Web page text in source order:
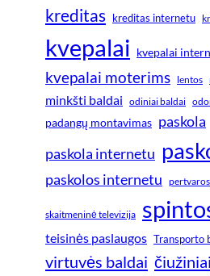
kreditas kreditas internetu
kvepalai kvepalai
kvepalai moterims lentos
minkšti baldai odiniai baldai
padangų montavimas paskola
paskola internetu
paskolos internetu pertvaros
skaitmeninė televizija
teisinės paslaugos Transporto
virtuvės baldai čiužiniai